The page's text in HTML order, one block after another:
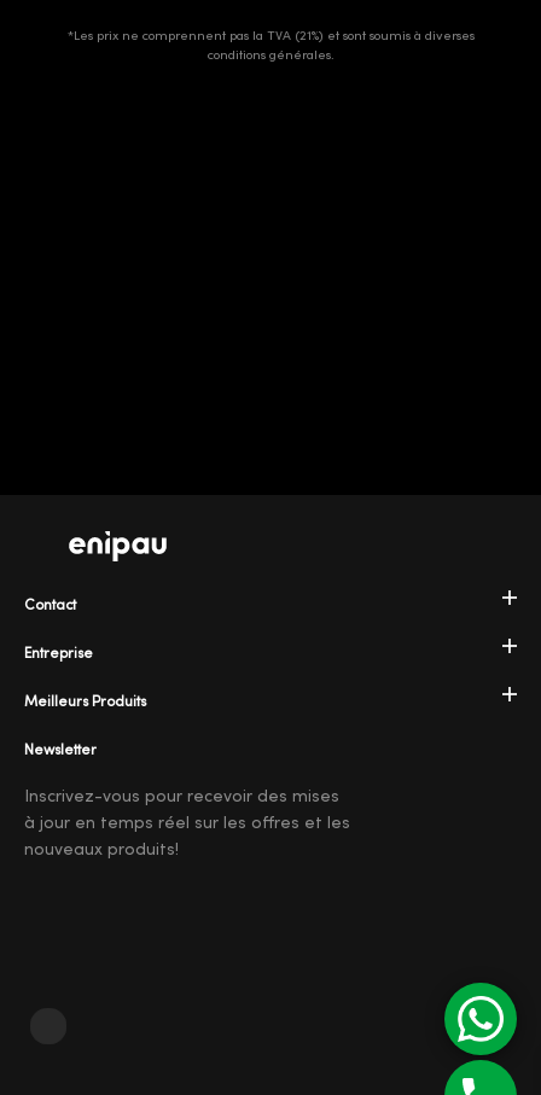
*Les prix ne comprennent pas la TVA (21%) et sont soumis à diverses
conditions générales.
Entreprise
Meilleurs Produits
Contact
Newsletter
Inscrivez-vous pour recevoir des mises
à jour en temps réel sur les offres et les
nouveaux produits!